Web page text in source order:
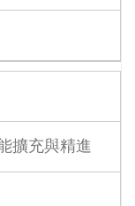
擴充與精進